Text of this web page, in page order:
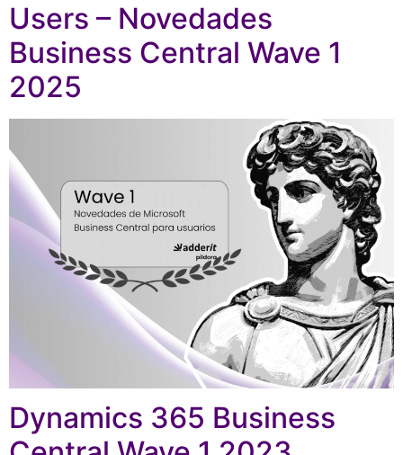
Users – Novedades
Business Central Wave 1
2025
Dynamics 365 Business